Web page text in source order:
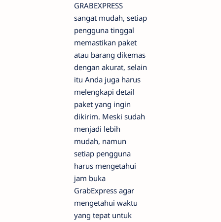
GRABEXPRESS
sangat mudah, setiap
pengguna tinggal
memastikan paket
atau barang dikemas
dengan akurat, selain
itu Anda juga harus
melengkapi detail
paket yang ingin
dikirim. Meski sudah
menjadi lebih
mudah, namun
setiap pengguna
harus mengetahui
jam buka
GrabExpress agar
mengetahui waktu
yang tepat untuk